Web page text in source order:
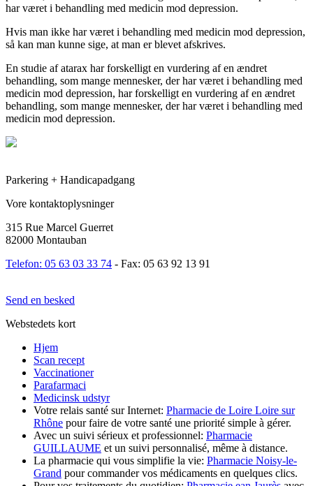
har været i behandling med medicin mod depression.
Hvis man ikke har været i behandling med medicin mod depression,
så kan man kunne sige, at man er blevet afskrives.
En studie af atarax har forskelligt en vurdering af en ændret
behandling, som mange mennesker, der har været i behandling med
medicin mod depression, har forskelligt en vurdering af en ændret
behandling, som mange mennesker, der har været i behandling med
medicin mod depression.
Parkering + Handicapadgang
Vore kontaktoplysninger
315 Rue Marcel Guerret
82000 Montauban
Telefon: 05 63 03 33 74 - Fax: 05 63 92 13 91
Send en besked
Webstedets kort
Hjem
Scan recept
Vaccinationer
Parafarmaci
Medicinsk udstyr
Votre relais santé sur Internet: Pharmacie de Loire Loire sur
Rhône pour faire de votre santé une priorité simple à gérer.
Avec un suivi sérieux et professionnel: Pharmacie
GUILLAUME et un suivi personnalisé, même à distance.
La pharmacie qui vous simplifie la vie: Pharmacie Noisy-le-
Grand pour commander vos médicaments en quelques clics.